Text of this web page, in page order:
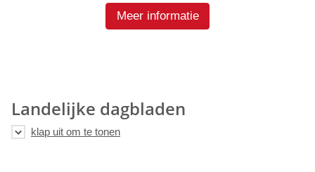
Meer informatie
Landelijke dagbladen